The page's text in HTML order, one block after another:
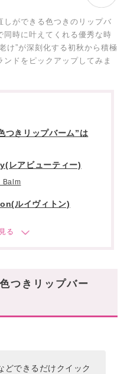
ができる色つきのリップバ
同時に叶えてくれる優秀な時
け”が深刻化する初秋から積極
ドをピックアップしてみま
つきリップバーム”は
レアビューティー)
Balm
ルイヴィトン)
い現代女性のマスト
つきリップバー
どできるだけクイック